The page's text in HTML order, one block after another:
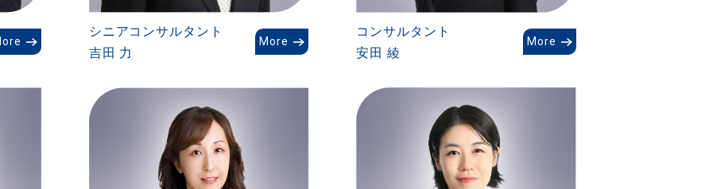
シニアコンサルタント
吉田 力
More
コンサルタント
安田 綾
More